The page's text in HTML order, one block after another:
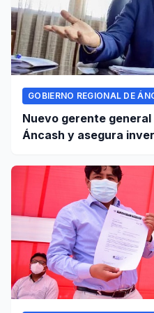
GOBIERNO REGIONAL DE
Nuevo gerente general
Áncash y asegura